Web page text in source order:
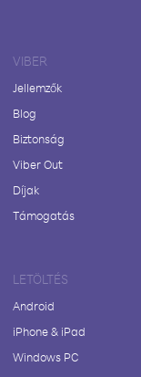
VIBER
Jellemzők
Blog
Biztonság
Viber Out
Díjak
Támogatás
LETÖLTÉS
Android
iPhone & iPad
Windows PC